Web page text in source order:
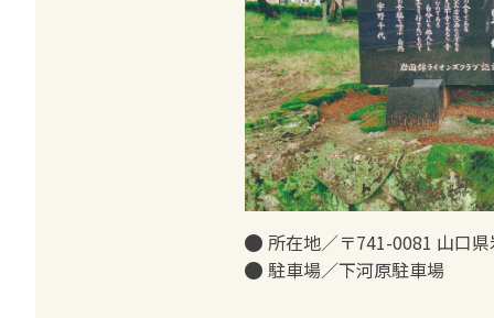
所在地／〒741-0081 山口
駐車場／下河原駐車場